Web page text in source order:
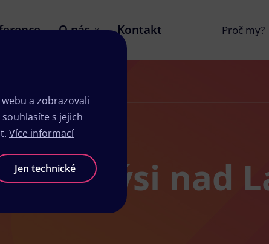
O nás Kontakt Proč my?
nad
a zobrazovali
s jejich
Více informací
Jen technické